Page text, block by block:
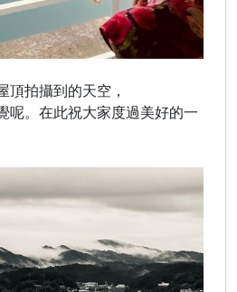
頂拍攝到的天空，
呢。在此祝大家度過美好的一